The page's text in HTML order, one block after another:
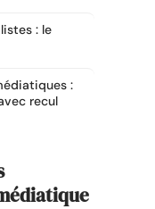
: le
:
recul